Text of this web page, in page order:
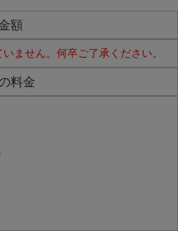
額
ません。何卒ご了承ください。
料金